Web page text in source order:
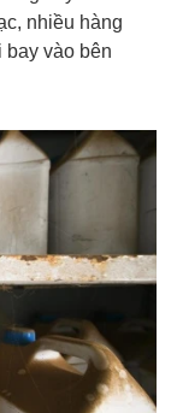
đai 4,
dùng sinh